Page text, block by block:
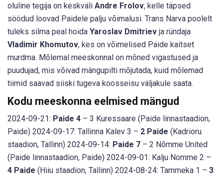
oluline tegija on keskväli Andre Frolov, kelle täpsed
söödud loovad Paidele palju võimalusi. Trans Narva poolelt
tuleks silma peal hoida Yaroslav Dmitriev ja ründaja
Vladimir Khomutov, kes on võimelised Paide kaitset
murdma. Mõlemal meeskonnal on mõned vigastused ja
puudujad, mis võivad mängupilti mõjutada, kuid mõlemad
tiimid saavad siiski tugeva koosseisu väljakule saata.
Kodu meeskonna eelmised mängud
2024-09-21: Paide 4 – 3 Kuressaare (Paide linnastaadion,
Paide) 2024-09-17: Tallinna Kalev 3 – 2 Paide (Kadrioru
staadion, Tallinn) 2024-09-14: Paide 7 – 2 Nõmme United
(Paide linnastaadion, Paide) 2024-09-01: Kalju Nomme 2 –
4 Paide (Hiiu staadion, Tallinn) 2024-08-24: Tammeka 1 – 3